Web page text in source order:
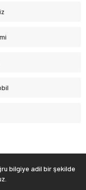
bilgiye adil bir şekilde